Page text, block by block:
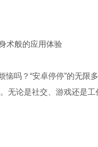
术般的应用体验
恼吗？“安卓停停”的无限
无论是社交、游戏还是工